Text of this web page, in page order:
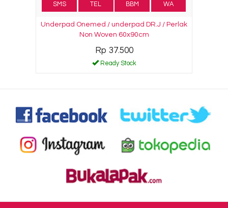
SMS TEL BBM WA
Underpad Onemed / underpad DR.J / Perlak
Non Woven 60x90cm
Rp 37.500
Ready Stock